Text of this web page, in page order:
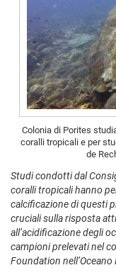
Colonia di Porites
coralli tropicali e per
de
Studi condotti dal
coralli tropicali hanno
calcificazione di questi
cruciali sulla risposta
all’acidificazione degli
campioni prelevati nel
Foundation nell’Oceano